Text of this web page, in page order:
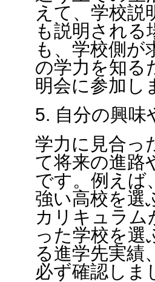
えて、学校説
も説明される
も、学校側が
の学力を知る
明会に参加し
5. 自分の興味
学力に見合っ
て将来の進路
です。例えば
強い高校を選
カリキュラム
った学校を選
る進学先実績
必ず確認しま